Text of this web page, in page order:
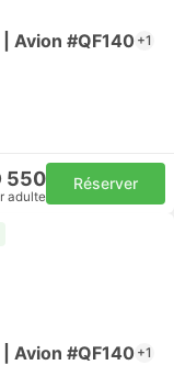
Avion #QF140 +1
550
adulte
Réserver
Avion #QF140 +1